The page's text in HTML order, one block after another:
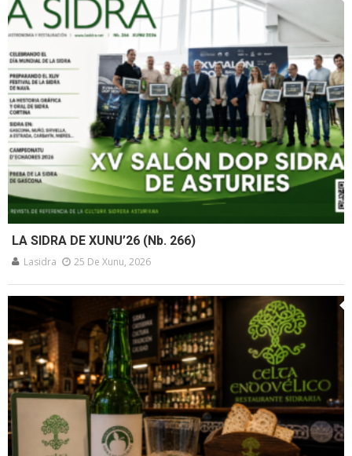
LA SIDRA DE XUNU’26 (Nb. 266)
Lasidra 25 De Xunu, 2026